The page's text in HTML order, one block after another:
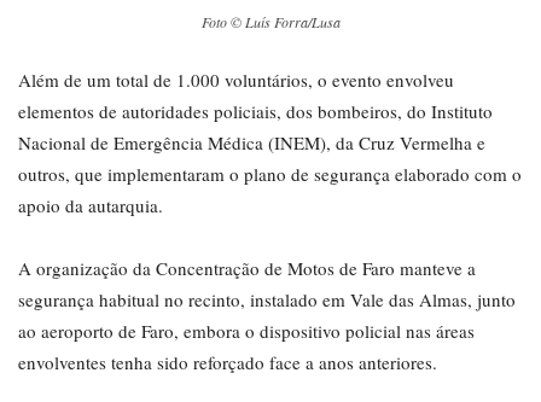
Foto © Luís Forra/Lusa
Além de um total de 1.000 voluntários, o evento envolveu
elementos de autoridades policiais, dos bombeiros, do Instituto
Nacional de Emergência Médica (INEM), da Cruz Vermelha e
outros, que implementaram o plano de segurança elaborado com o
apoio da autarquia.
A organização da Concentração de Motos de Faro manteve a
segurança habitual no recinto, instalado em Vale das Almas, junto
ao aeroporto de Faro, embora o dispositivo policial nas áreas
envolventes tenha sido reforçado face a anos anteriores.